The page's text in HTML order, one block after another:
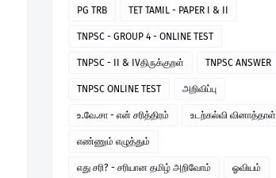
PG TRB TET TAMIL - PAPER I & II
TNPSC - GROUP 4 - ONLINE TEST
TNPSC - II & IVதிருக்குறள் TNPSC ANSWER
TNPSC ONLINE TEST அறிவிப்பு
உ.வே.சா - என் சரித்திரம் உடற்கல்வி வினாத்தாள்
எண்ணும் எழுத்தும்
எது சரி? - சரியான தமிழ் அறிவோம் ஓவியம்